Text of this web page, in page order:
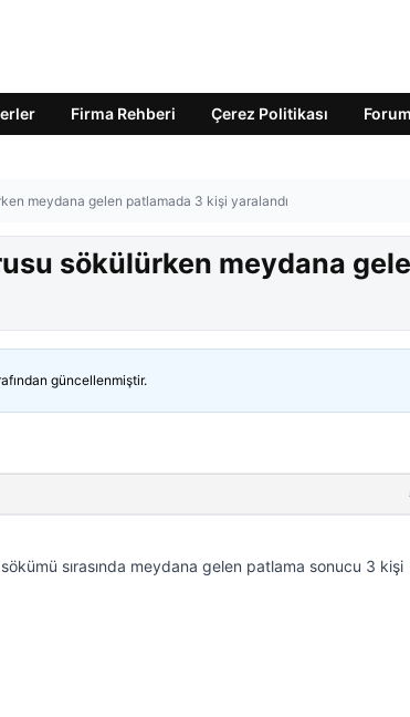
Firma Rehberi Çerez Politikası Forum
meydana gelen patlamada 3 kişi yaralandı
sökülürken meydana
güncellenmiştir.
sırasında meydana gelen patlama sonucu 3 kişi